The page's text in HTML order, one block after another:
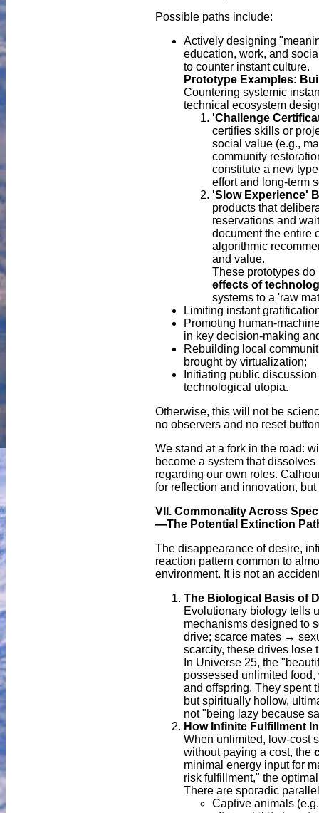
Possible paths include:
Actively designing
education, work, and
to counter instant culture.
Prototype Examples:
Countering systemic
technical ecosystem
'Challenge
certifies skills or
social value (e.g.,
community
constitute a new
effort and long-term
'Slow Experience'
products that
reservations and
document the entire
algorithmic
and value.
These prototypes
effects of
systems to a 'raw
Limiting instant
Promoting human-
in key decision-making
Rebuilding local
brought by virtualization;
Initiating public
technological utopia.
Otherwise, this will not be
no observers and no reset
We stand at a fork in the road:
become a system that
regarding our own roles.
for reflection and innovation,
VII. Commonality Across
—The Potential Extinction
The disappearance of desire,
reaction pattern common to
environment. It is not an
The Biological Basis of
Evolutionary biology tells
mechanisms designed to
drive; scarce mates →
scarcity, these drives lose
In Universe 25, the
possessed unlimited
and offspring. They spent
but spiritually hollow,
not "being lazy because
How Infinite Fulfillment
When unlimited, low-cost
without paying a cost, the
minimal energy input for
risk fulfillment," the
There are sporadic
Captive animals